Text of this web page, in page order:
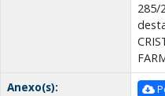
285/
Anexo(s):